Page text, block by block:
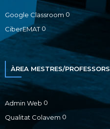
Google Classroom 0
CiberEMAT0
ÀREA MESTRES/PROFESSORS
Admin Web 0
Qualitat Colavem 0